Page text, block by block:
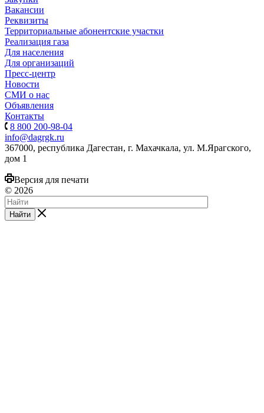
Вакансии
Реквизиты
Территориальные абонентские участки
Реализация газа
Для населения
Для организаций
Пресс-центр
Новости
СМИ о нас
Объявления
Контакты
8 800 200-98-04
info@dagrgk.ru
367000, республика Дагестан, г. Махачкала, ул. М.Ярагского,
дом 1
Версия для печати
© 2026
Найти